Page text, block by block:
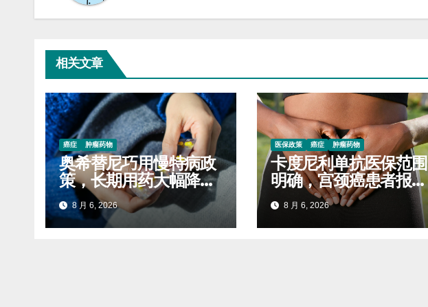
相关文章
癌症 肿瘤药物
奥希替尼巧用慢特病政
策，长期用药大幅降低
自付开支
8 月 6, 2026
医保政策 癌症 肿瘤药物
卡度尼利单抗医保范围
明确，宫颈癌患者报销
标准对照查看
8 月 6, 2026